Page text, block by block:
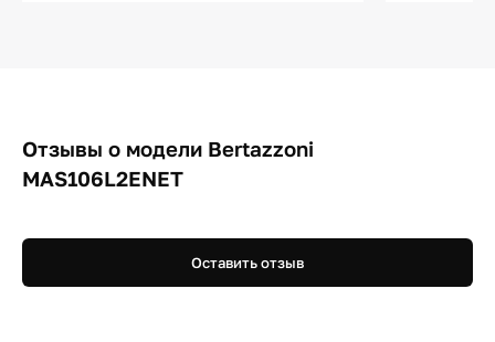
Отзывы о модели Bertazzoni
MAS106L2ENET
Оставить отзыв